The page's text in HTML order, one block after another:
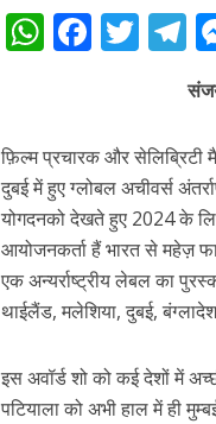
नेहा म्यूजिक
W
s
A
p
p
F
b
o
o
k
T
er
T
el
e
a
फ़िल्म प्रचारक और सेलिब्रिटी
दुबई में हुए ग्लोबल अचीवर्स
योगदनको देखते हुए 2024 के
आयोजनकर्ता हैं भारत से महेज़
एक अन्यर्राष्ट्रीय लेबल का
थाईलैंड, मलेशिया, दुबई,
इस अवॉर्ड शो को कई देशों में
पटियाला को अभी हाल में ही